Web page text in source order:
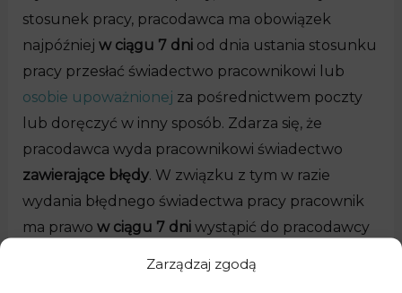
Zarządzaj zgodą
stosunek pracy, pracodawca ma obowiązek
najpóźniej w ciągu 7 dniod dnia ustania stosunku
pracy przesłać świadectwo pracownikowi lub
osobie upoważnionej za pośrednictwem poczty
lub doręczyć w inny sposób. Zdarza się, że
pracodawca wyda pracownikowi świadectwo
zawierające błędy. W związku z tym w razie
wydania błędnego świadectwa pracy pracownik
ma prawo w ciągu 7 dniwystąpić do pracodawcy